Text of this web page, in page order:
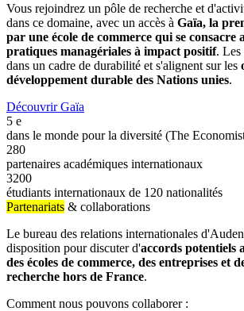
Vous rejoindrez un pôle de recherche et
dans ce domaine, avec un accès à Gaïa, la
par une école de commerce qui se consacre
pratiques managériales à impact positif. Les
dans un cadre de durabilité et s'alignent sur les
développement durable des Nations unies.
Découvrir Gaïa
5 e
dans le monde pour la diversité (The
280
partenaires académiques internationaux
3200
étudiants internationaux de 120 nationalités
Partenariats & collaborations
Le bureau des relations internationales
disposition pour discuter d'accords potentiels
des écoles de commerce, des entreprises et
recherche hors de France.
Comment nous pouvons collaborer :